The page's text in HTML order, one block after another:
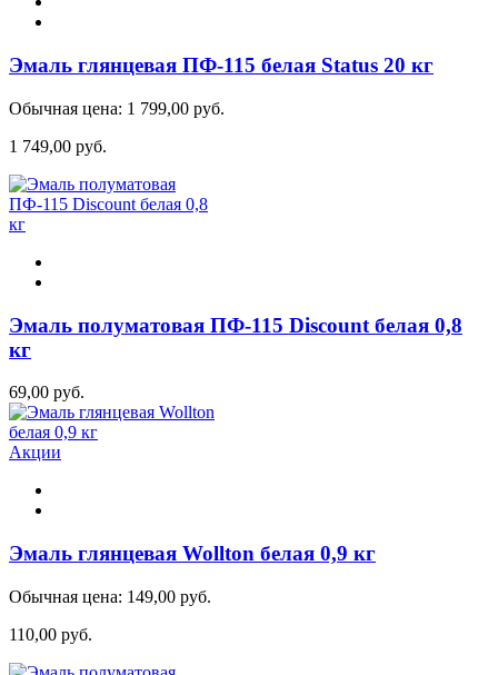
Эмаль глянцевая ПФ-115 белая Status 20 кг
Обычная цена: 1 799,00 руб.
1 749,00 руб.
Эмаль полуматовая ПФ-115 Discount белая 0,8
кг
69,00 руб.
Акции
Эмаль глянцевая Wollton белая 0,9 кг
Обычная цена: 149,00 руб.
110,00 руб.